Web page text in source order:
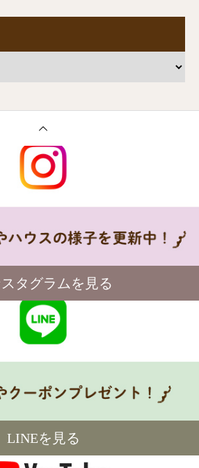
タグラムを見る
LINEを見る